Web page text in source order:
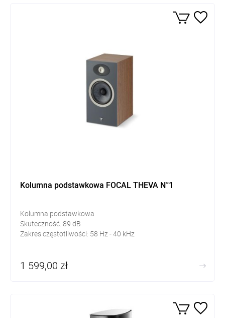
Kolumna podstawkowa FOCAL THEVA N°1
Kolumna podstawkowa
Skuteczność: 89 dB
Zakres częstotliwości: 58 Hz - 40 kHz
1 599,00 zł